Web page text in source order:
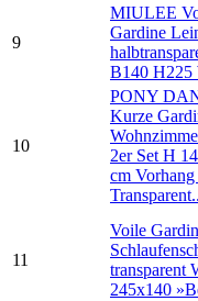
9
MIULEE
Gardine
B140 H225
10
PONY
Kurze
2er Set H
cm
11
Voile
transparent
245x140